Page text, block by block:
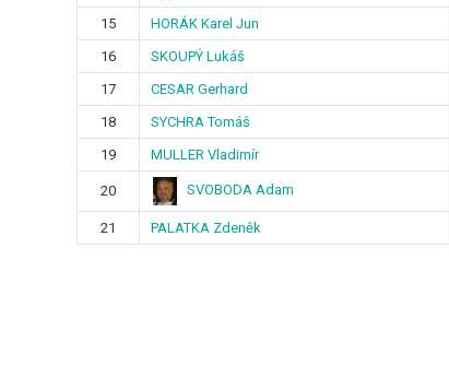
15
HORÁK Karel Jun
16
SKOUPÝ Lukáš
17
CESAR Gerhard
18
SYCHRA Tomáš
19
MULLER Vladimír
20 SVOBODA Adam
21 PALATKA Zdeněk